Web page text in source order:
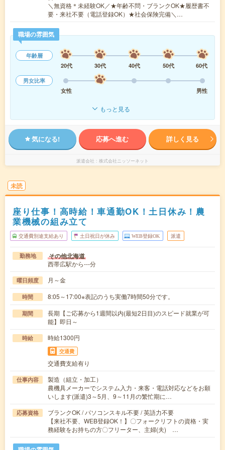
＼無資格＊未経験OK／★年齢不問・ブランクOK★履歴書不
要・来社不要（電話登録OK）★社会保険完備＼…
職場の雰囲気
年齢層
20代
30代 40代 50代
60代
男女比率
女性
男性
もっと見る
気になる! 応募へ進む 詳しく見る
派遣会社 株式会社ニッソーネット
未読
座り仕事！高時給！車通勤OK！土日休み！農
業機械の組み立て
交通費別途支給あり 土日祝日が休み WEB登録OK 派遣
勤務地 その他北海道
西帯広駅から---分
曜日頻度 月～金
時間 8:05～17:00※表記のうち実働7時間50分です。
期間
長期【ご応募から1週間以内(最短2日目)のスピード就業が可
能】即日～
時給 時給1300円
交通費
交通費支給有り
仕事内容
製造（組立・加工）
農機具メーカーでシステム入力・来客・電話対応などをお願
いします(派遣)3～5月、9～11月の繁忙期に…
応募資格
ブランクOK / パソコンスキル不要 / 英語力不要
【来社不要、WEB登録OK！】〇フォークリフトの資格・実
務経験をお持ちの方〇フリーター、主婦(夫) …